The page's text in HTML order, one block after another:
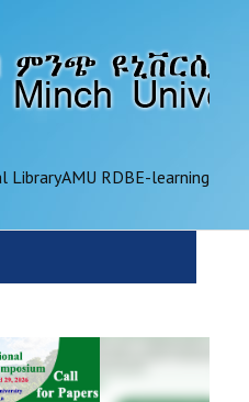
LibraryAMU RDBE-learning